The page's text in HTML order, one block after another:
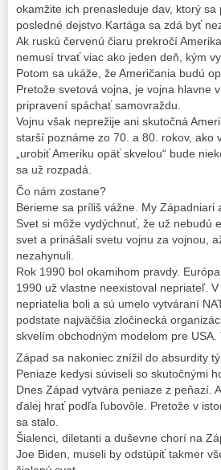
okamžite ich prenasleduje dav, ktorý
posledné dejstvo Kartága sa zdá byť
Ak ruskú červenú čiaru prekročí
nemusí trvať viac ako jeden deň, kým
Potom sa ukáže, že Američania budú
Pretože svetová vojna, je vojna hlavne
pripravení spáchať samovraždu.
Vojnu však neprežije ani skutočná
starší poznáme zo 70. a 80. rokov, ako
„urobiť Ameriku opäť skvelou“ bude
sa už rozpadá.
Čo nám zostane?
Berieme sa príliš vážne. My
Svet si môže vydýchnuť, že už nebudú
svet a prinášali svetu vojnu za vojnou,
nezahynuli.
Rok 1990 bol okamihom pravdy.
1990 už vlastne neexistoval nepriateľ.
nepriatelia boli a sú umelo vytváraní
podstate najväčšia zločinecká
skvelím obchodným modelom pre
Západ sa nakoniec znížil do absurdity
Peniaze kedysi súviseli so skutočnými
Dnes Západ vytvára peniaze z peňazí.
ďalej hrať podľa ľubovôle. Pretože v
sa stalo.
Šialenci, diletanti a duševne chorí na
Joe Biden, museli by odstúpiť takmer